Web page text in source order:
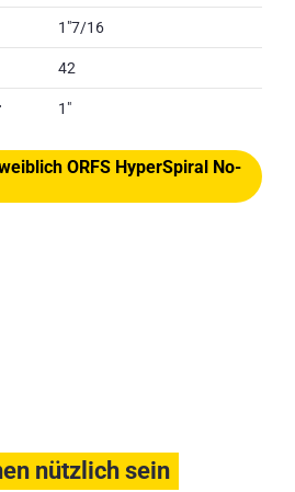
1"7/16
42
1"
ORFS HyperSpiral No-
nützlich sein